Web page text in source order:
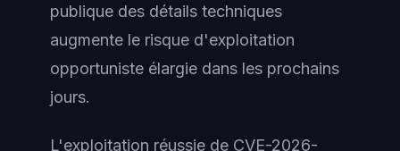
publique des détails techniques
augmente le risque d'exploitation
opportuniste élargie dans les prochains
jours.
L'exploitation réussie de CVE-2026-